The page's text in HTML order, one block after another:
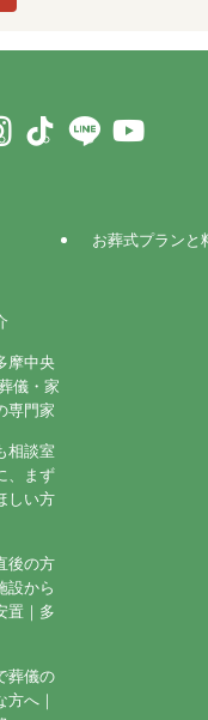
摩中央
儀・家
専門家
相談室
、まず
しい方
後の方
設から
置｜多
葬儀の
方へ｜
お葬式プランと